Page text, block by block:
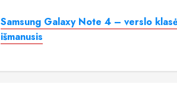
Samsung Galaxy Note 4 – verslo
išmanusis